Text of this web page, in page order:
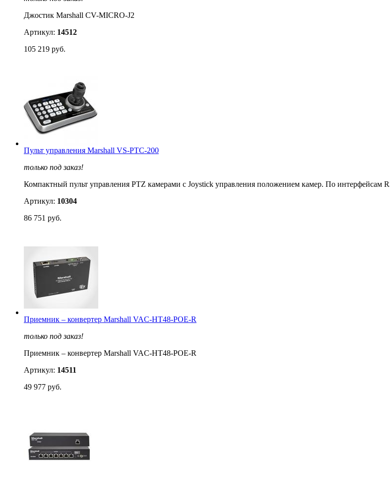
Джостик Marshall CV-MICRO-J2
Артикул: 14512
105 219 руб.
Пульт управления Marshall VS-PTC-200
только под заказ!
Компактный пульт управления PTZ камерами с Joystick управления положением камер. По интерфейсам
Артикул: 10304
86 751 руб.
Приемник – конвертер Marshall VAC-HT48-POE-R
только под заказ!
Приемник – конвертер Marshall VAC-HT48-POE-R
Артикул: 14511
49 977 руб.